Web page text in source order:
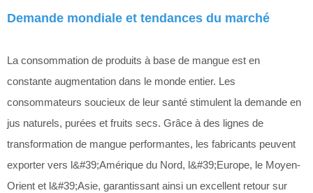
Demande mondiale et tendances du marché
La consommation de produits à base de mangue est en
constante augmentation dans le monde entier. Les
consommateurs soucieux de leur santé stimulent la demande en
jus naturels, purées et fruits secs. Grâce à des lignes de
transformation de mangue performantes, les fabricants peuvent
exporter vers l&#39;Amérique du Nord, l&#39;Europe, le Moyen-
Orient et l&#39;Asie, garantissant ainsi un excellent retour sur